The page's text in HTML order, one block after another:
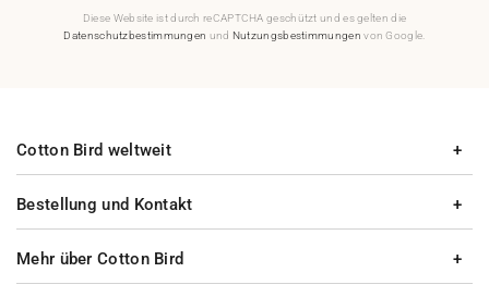
Diese Website ist durch reCAPTCHA geschützt und es gelten die
Datenschutzbestimmungen und Nutzungsbestimmungen von Google.
Bestellung und Kontakt
Mehr über Cotton Bird
Cotton Bird weltweit